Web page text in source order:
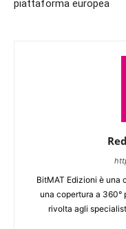
piattaforma europea
BitMAT Edizioni è una
una copertura a 360°
rivolta agli